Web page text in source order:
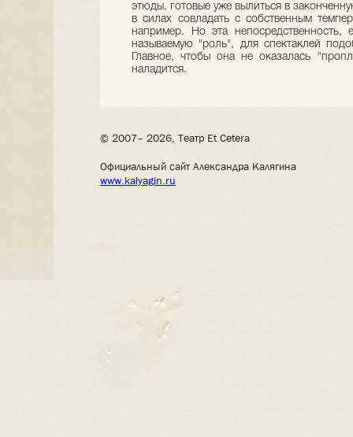
этюды, готовые уже вылиться в
в силах совладать с собственным
например. Но эта
называемую "роль", для спектаклей
Главное, чтобы она не оказалась
наладится.
© 2007– 2026, Театр Et Cetera
Официальный сайт Александра Калягина
www.kalyagin.ru